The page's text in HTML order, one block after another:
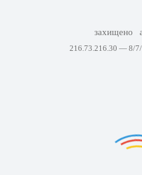
захищено
216.73.216.30 — 8/